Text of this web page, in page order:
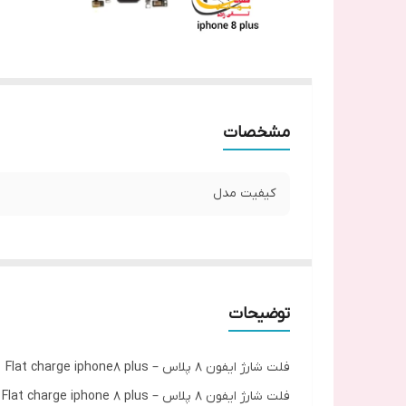
مشخصات
کیفیت مدل
توضیحات
فلت شارژ ایفون ۸ پلاس – Flat charge iphone8 plus
فلت شارژ ایفون ۸ پلاس – Flat charge iphone 8 plus